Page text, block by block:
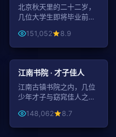
北京秋天里的二十二岁，
几位大学生即将毕业前的
151,052 8.9
古装
50:49
江南书院 · 才子佳人
江南古镇书院之内，几位
少年才子与窈窕佳人之间
148,062 8.7
49:40